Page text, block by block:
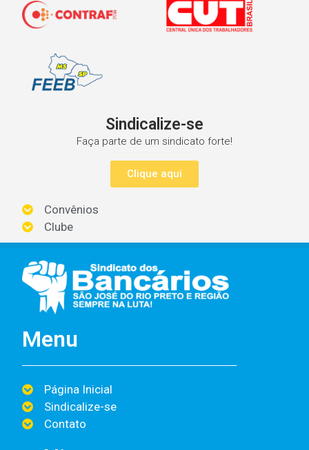
Sindicalize-se
Faça parte de um sindicato forte!
Clique aqui
Convênios
Clube
Menu
Página Inicial
Sindicalize-se
Contato